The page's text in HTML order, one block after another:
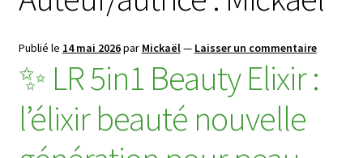
enfant
le
💄Make-up
menu
🦠MicroSilver
Ouvrir
🍎 Santé & Nutrition
Publié le 14 mai 2026par Mickaël— Laisser un commentaire
✨ LR 5in1 Beauty Elixir :
l’élixir beauté nouvelle